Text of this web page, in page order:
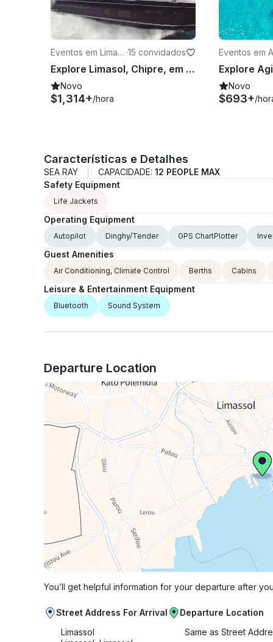
Eventos em Limass
ol
·15 convidados
Explore Limasol, Chipre, em um Mega Yacht Power de 82 pés
Novo
$1,314+/hora
Eventos em
Napa
Novo
$693+/
Características e Detalhes
SEA RAY CAPACIDADE: 12 PEOPLE MAX
Safety Equipment
Life Jackets
Operating Equipment
Autopilot Dinghy/Tender GPS ChartPlotter
Guest Amenities
Air Conditioning, Climate Control Berths Cabins
Leisure & Entertainment Equipment
Bluetooth Sound System
Departure Location
You’ll get helpful information for your departure after
Street Address For Arrival
Limassol
Departure Location
Same as Street